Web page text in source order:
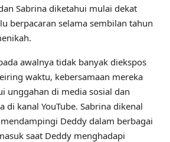
Sabrina diketahui mulai dekat
berpacaran selama sembilan tahun
awalnya tidak banyak diekspos
waktu, kebersamaan mereka
unggahan di media sosial dan
di kanal YouTube. Sabrina dikenal
Deddy dalam berbagai
saat Deddy menghadapi